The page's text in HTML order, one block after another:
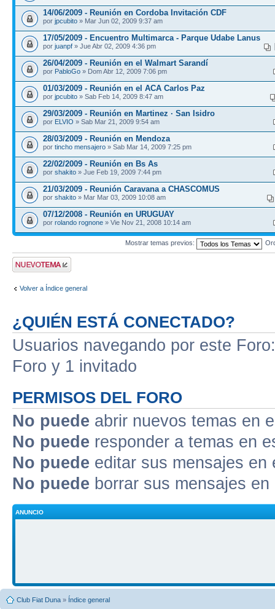
14/06/2009 - Reunión en Cordoba Invitación CDF
por jpcubito » Mar Jun 02, 2009 9:37 am
17/05/2009 - Encuentro Multimarca - Parque Udabe Lanus
por juanpf » Jue Abr 02, 2009 4:36 pm
26/04/2009 - Reunión en el Walmart Sarandí
por PabloGo » Dom Abr 12, 2009 7:06 pm
01/03/2009 - Reunión en el ACA Carlos Paz
por jpcubito » Sab Feb 14, 2009 8:47 am
29/03/2009 - Reunión en Martinez · San Isidro
por ELVIO » Sab Mar 21, 2009 9:54 am
28/03/2009 - Reunión en Mendoza
por tincho mensajero » Sab Mar 14, 2009 7:25 pm
22/02/2009 - Reunión en Bs As
por shakito » Jue Feb 19, 2009 7:44 pm
21/03/2009 - Reunión Caravana a CHASCOMUS
por shakito » Mar Mar 03, 2009 10:08 am
07/12/2008 - Reunión en URUGUAY
por rolando rognone » Vie Nov 21, 2008 10:14 am
Mostrar temas previos:
Publicar un nuevo
tema
Volver a Índice general
¿QUIÉN ESTÁ CONECTADO?
Usuarios navegando por este
Foro y 1 invitado
PERMISOS DEL FORO
No puede abrir nuevos temas en
No puede responder a temas en
No puede editar sus mensajes en
No puede borrar sus mensajes
ANUNCIO
Club Fiat Duna » Índice general